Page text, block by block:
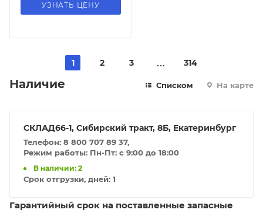
УЗНАТЬ ЦЕНУ
1 2 3 314
Наличие Списком На карте
СКЛАД66-1, Сибирский тракт, 8Б, Екатеринбург
Телефон: 8 800 707 89 37,
Режим работы: Пн-Пт: с 9:00 до 18:00
В наличии: 2
Срок отгрузки, дней: 1
Гарантийный срок на поставленные запасные